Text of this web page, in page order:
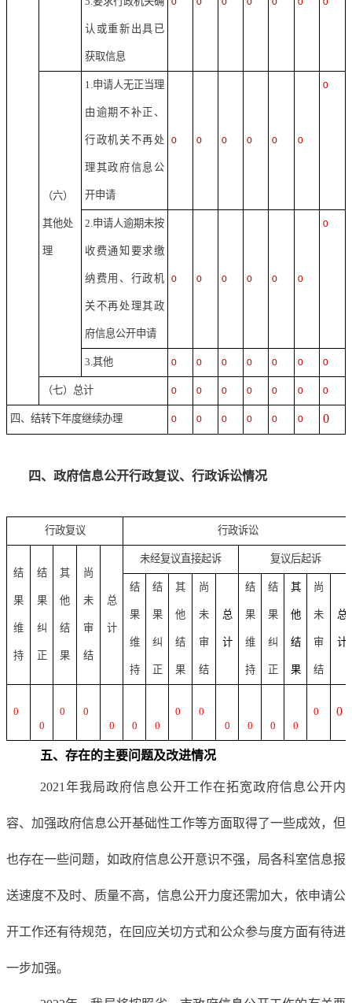
认或重新出具已
获取信息
（六）
其他处
理
1.申请人无正当理
由逾期不补正、
行政机关不再处
理其政府信息公
开申请
0 0 0 0 0 0
0
2.申请人逾期未按
收费通知要求缴
纳费用、行政机
关不再处理其政
府信息公开申请
0 0 0 0 0 0
0
3.其他 0 0 0 0 0 0 0
（七）总计 0 0 0 0 0 0 0
四、结转下年度继续办理 0 0 0 0 0 0 0
四、政府信息公开行政复议、行政诉讼情况
行政复议 行政诉讼
结
果
维
持
结
果
纠
正
其
他
结
果
尚
未
审
结
总
计
未经复议直接起诉 复议后起诉
结
果
维
持
结
果
纠
正
其
他
结
果
尚
未
审
结
总
计
结
果
维
持
结
果
纠
正
其
他
结
果
尚
未
审
结
总
计
0
0
0
0
0
0 0
0
0
0
0 0 0
0 0
五、存在的主要问题及改进情况
2021 年我局政府信息公开工作在拓宽政府信息公开内
容、加强政府信息公开基础性工作等方面取得了一些成效，但
也存在一些问题，如政府信息公开意识不强， 局各科室信息报
送速度不及时、质量不高， 信息公开力度还需加大， 依申请公
开工作还有待规范，在回应关切方式和公众参与度方面有待进
一步加强。